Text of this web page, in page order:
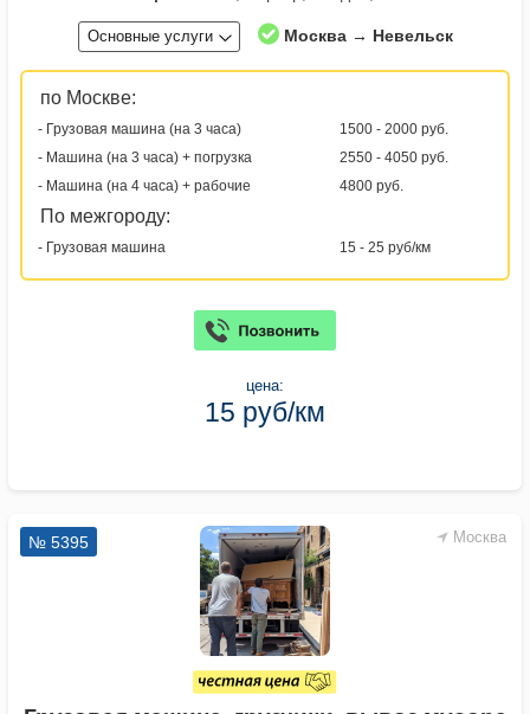
Основные услуги Москва → Невельск
по Москве:
- Грузовая машина (на 3 часа)
1500 - 2000 руб.
- Машина (на 3 часа) + погрузка
2550 - 4050 руб.
- Машина (на 4 часа) + рабочие
4800 руб.
По межгороду:
- Грузовая машина 15 - 25 руб/км
цена:
15 руб/км
Москва
№ 5395